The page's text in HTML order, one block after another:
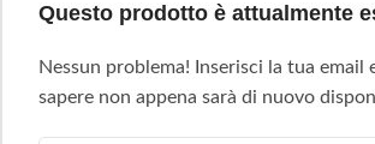
Questo prodotto è attualmente
Nessun problema! Inserisci la tua email
sapere non appena sarà di nuovo